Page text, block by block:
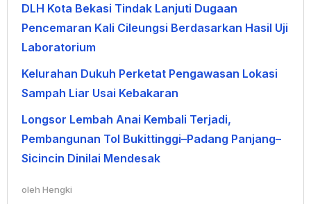
DLH Kota Bekasi Tindak Lanjuti Dugaan
Pencemaran Kali Cileungsi Berdasarkan Hasil Uji
Laboratorium
Kelurahan Dukuh Perketat Pengawasan Lokasi
Sampah Liar Usai Kebakaran
Longsor Lembah Anai Kembali Terjadi,
Pembangunan Tol Bukittinggi–Padang Panjang–
Sicincin Dinilai Mendesak
oleh Hengki